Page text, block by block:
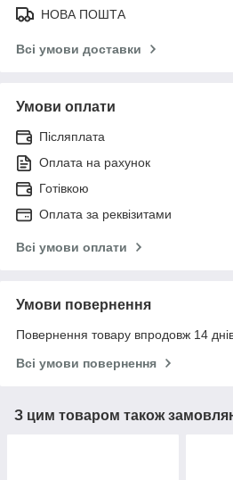
НОВА ПОШТА
Всі умови доставки
Умови оплати
Післяплата
Оплата на рахунок
Готівкою
Оплата за реквізитами
Всі умови оплати
Умови повернення
Повернення товару впродовж 14
Всі умови повернення
З цим товаром також